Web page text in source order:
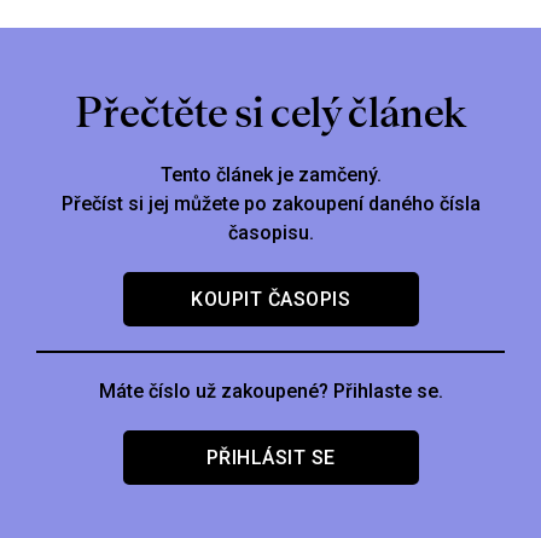
Přečtěte si celý článek
Tento článek je zamčený.
Přečíst si jej můžete po zakoupení daného čísla
časopisu.
KOUPIT ČASOPIS
Máte číslo už zakoupené? Přihlaste se.
PŘIHLÁSIT SE